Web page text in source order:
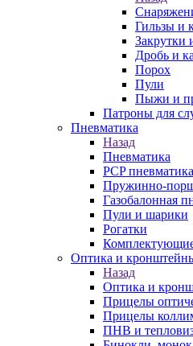
Гильзы и
Закрутки
Дробь и
Порох
Пули
Пыжи и
Патроны для
Пневматика
Назад
Пневматика
PCP пневматика
Пружинно-
Газобалонная
Пули и шарики
Рогатки
Оптика и
Назад
Оптика и
Прицелы
Прицелы
ПНВ и